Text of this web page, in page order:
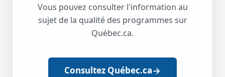
Vous pouvez consulter l'information au
sujet de la qualité des programmes sur
Québec.ca.
Consultez Québec.ca→